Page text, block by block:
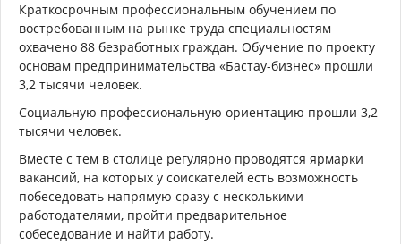
Краткосрочным профессиональным обучением по
востребованным на рынке труда специальностям
охвачено 88 безработных граждан. Обучение по проекту
основам предпринимательства «Бастау-бизнес» прошли
3,2 тысячи человек.
Социальную профессиональную ориентацию прошли 3,2
тысячи человек.
Вместе с тем в столице регулярно проводятся ярмарки
вакансий, на которых у соискателей есть возможность
побеседовать напрямую сразу с несколькими
работодателями, пройти предварительное
собеседование и найти работу.